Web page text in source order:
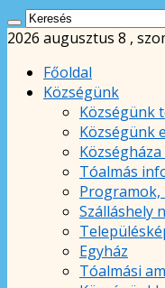
2026 augusztus 8 ,
Főoldal
Községünk
Községünk
Községünk
Tóalmás
Programok,
Szálláshely
Egyház
Tóalmási